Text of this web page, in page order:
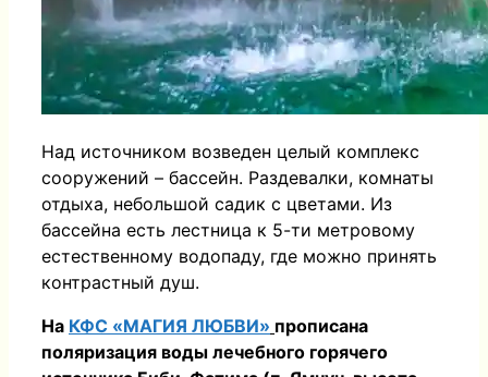
Над источником возведен целый комплекс
сооружений – бассейн. Раздевалки, комнаты
отдыха, небольшой садик с цветами. Из
бассейна есть лестница к 5-ти метровому
естественному водопаду, где можно принять
контрастный душ.
На КФС «МАГИЯ ЛЮБВИ» прописана
поляризация воды лечебного горячего